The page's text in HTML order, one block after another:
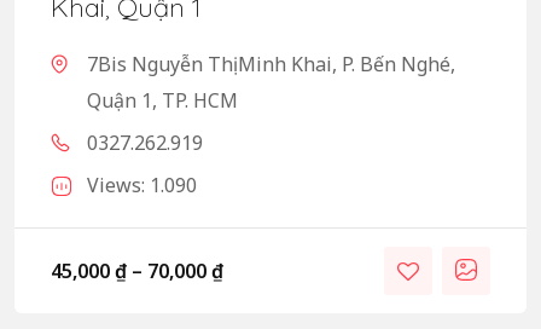
Khai, Quận 1
7Bis Nguyễn Thị Minh Khai, P. Bến Nghé,
Quận 1, TP. HCM
0327.262.919
Views: 1.090
45,000₫ – 70,000₫